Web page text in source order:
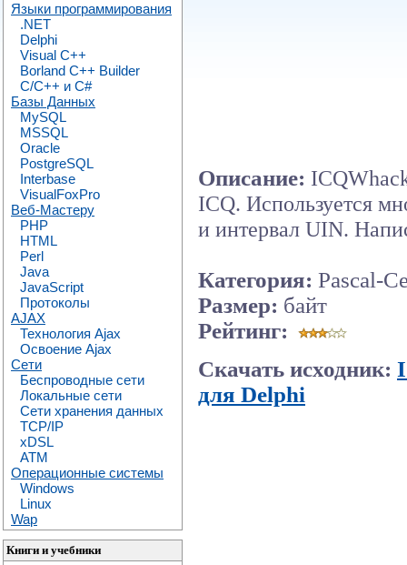
Языки программирования
.NET
Delphi
Visual C++
Borland C++ Builder
C/С++ и C#
Базы Данных
MySQL
MSSQL
Oracle
PostgreSQL
Interbase
VisualFoxPro
Веб-Мастеру
PHP
HTML
Perl
Java
JavaScript
Протоколы
AJAX
Технология Ajax
Освоение Ajax
Сети
Беспроводные сети
Локальные сети
Сети хранения данных
TCP/IP
xDSL
ATM
Операционные системы
Windows
Linux
Wap
Книги и учебники
Описание:
ICQ. Используется
и интервал UIN.
Категория: Pascal-
Размер: байт
Рейтинг:
Скачать исходник:
для Delphi